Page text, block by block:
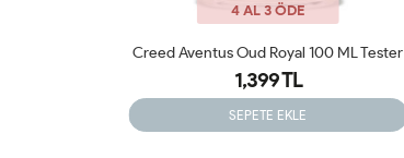
4 AL 3 ÖDE
Tom Ford Noir EDP 100ml Tester Parfüm
1,399 TL
SEPETE EKLE